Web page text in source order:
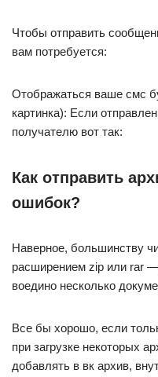
Чтобы отправить
вам потребуется:
Отображаться ваше смс
картинка): Если
получателю вот так:
Как отправить
ошибок?
Наверное, большинству
расширением zip или rar
воедино несколько
Все бы хорошо, если
при загрузке некоторых
добавлять в вк архив,